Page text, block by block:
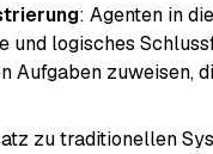
: Agenten in
und logisches
Aufgaben zuweisen,
zu traditionellen